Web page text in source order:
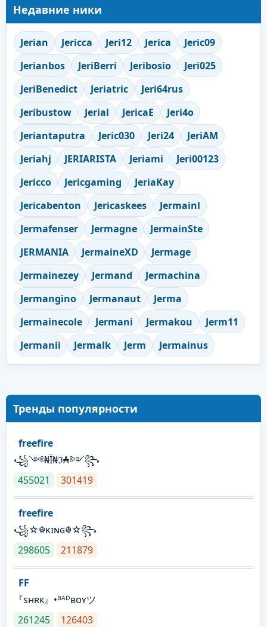
Недавние ники
Jerian Jericca Jeri12 Jerica
Jeric09
Jerianbos
JeriBerri Jeribosio
Jeri025
JeriBenedict
Jeriatric
Jeri64rus
Jeribustow
Jerial JericaE
Jeri4o
Jeriantaputra
Jeric030 Jeri24
JeriAM
Jeriahj
JERIARISTA Jeriami
Jeri00123
Jericco
Jericgaming
JeriaKay
Jericabenton
Jericaskees
Jermainl
Jermafenser
Jermagne
JermainSte
JERMANIA
JermaineXD
Jermage
Jermainezey
Jermand
Jermachina
Jermangino
Jermanaut
Jerma
Jermainecole
Jermani Jermakou
Jerm11
Jermanii
Jermalk Jerm Jermainus
Тренды популярности
freefire
꧁༺₦Ї₦ℑ₳༻꧂
455021
301419
freefire
꧁☆☬κɪɴɢ☬☆꧂
298605
211879
FF
『sʜʀᴋ』•ᴮᴬᴰʙᴏʏツ
261245
126403